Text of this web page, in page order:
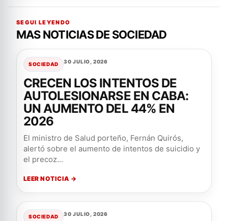
SEGUI LEYENDO
MAS NOTICIAS DE SOCIEDAD
SOCIEDAD 30 JULIO, 2026
CRECEN LOS INTENTOS DE
AUTOLESIONARSE EN CABA:
UN AUMENTO DEL 44% EN
2026
El ministro de Salud porteño, Fernán Quirós,
alertó sobre el aumento de intentos de suicidio y
el precoz...
LEER NOTICIA →
SOCIEDAD 30 JULIO, 2026